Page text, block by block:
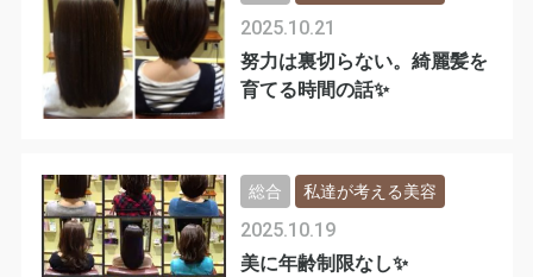
努力は裏切らない。綺麗髪を
育てる時間の話✨
2025.10.21
美に年齢制限なし✨
2025.10.19
総合 私達が考える美容